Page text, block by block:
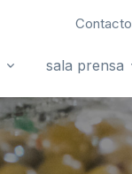
Contacto
sala prensa